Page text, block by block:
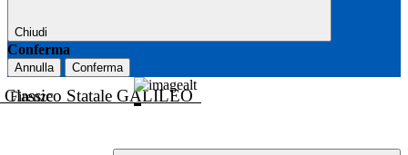
Chiudi
Conferma
Annulla Conferma
Classico Statale GALILEO
Firenze